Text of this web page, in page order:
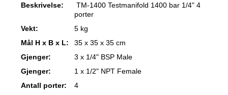
Beskrivelse:
TM-1400 Testmanifold 1400 bar 1/4" 4
porter
Vekt:
5 kg
Mål H x B x L:
35 x 35 x 35 cm
Gjenger:
3 x 1/4" BSP Male
Gjenger:
1 x 1/2" NPT Female
Antall porter:
4